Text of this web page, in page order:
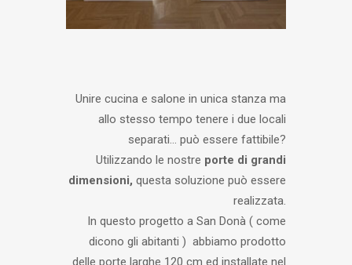
Unire cucina e salone in unica stanza ma
allo stesso tempo tenere i due locali
separati… può essere fattibile?
Utilizzando le nostre porte di grandi
dimensioni, questa soluzione può essere
realizzata.
In questo progetto a San Donà ( come
dicono gli abitanti ) abbiamo prodotto
delle porte larghe 120 cm ed installate nel